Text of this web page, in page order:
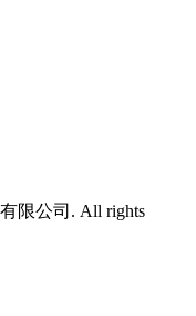
限公司. All rights